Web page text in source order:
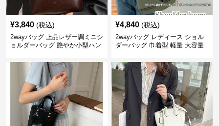
¥3,840 (税込)
2wayバッグ 上品レザー調ミニシ
ョルダーバッグ 艶やか小型ハン
¥4,840 (税込)
2wayバッグ レディース ショル
ダーバッグ 巾着型 軽量 大容量